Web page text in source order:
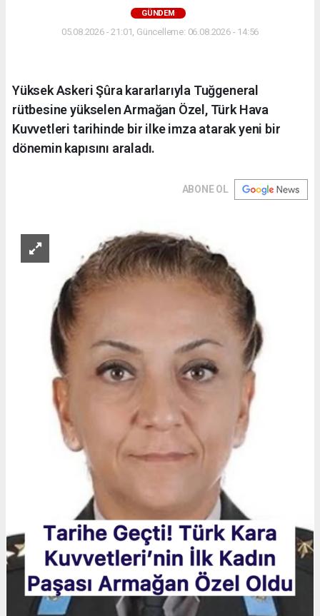
GÜNDEM
05.08.2026 - 21:01, Güncelleme: 06.08.2026 - 14:56
Yüksek Askeri Şûra kararlarıyla Tuğgeneral
rütbesine yükselen Armağan Özel, Türk Hava
Kuvvetleri tarihinde bir ilke imza atarak yeni bir
dönemin kapısını araladı.
ABONE OL